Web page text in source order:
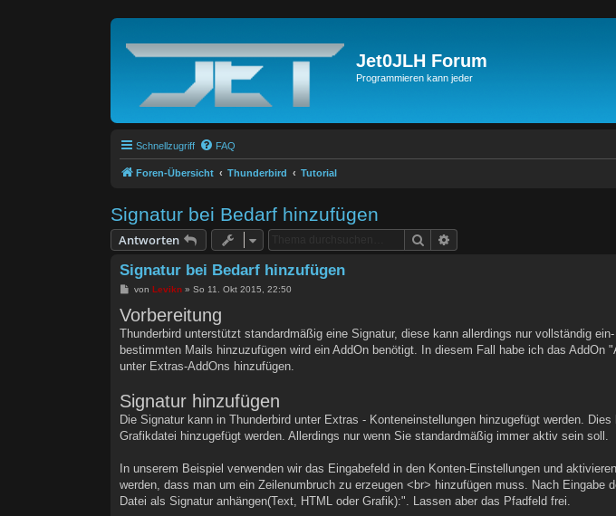
Jet0JLH Forum
Programmieren kann jeder
Schnellzugriff FAQ
Foren-Übersicht Thunderbird Tutorial
Signatur bei Bedarf hinzufügen
Antworten Suche
Signatur bei Bedarf hinzufügen
B
i
t
r
g
von Levikn» So 11. Okt 2015, 22:50
Vorbereitung
Thunderbird unterstützt standardmäßig eine Signatur, diese kann allerdings nur vollständig
bestimmten Mails hinzuzufügen wird ein AddOn benötigt. In diesem Fall habe ich das AddOn
unter Extras-AddOns hinzufügen.
Signatur hinzufügen
Die Signatur kann in Thunderbird unter Extras - Konteneinstellungen hinzugefügt werden.
Grafikdatei hinzugefügt werden. Allerdings nur wenn Sie standardmäßig immer aktiv sein soll.
In unserem Beispiel verwenden wir das Eingabefeld in den Konten-Einstellungen und
werden, dass man um ein Zeilenumbruch zu erzeugen <br> hinzufügen muss. Nach Eingabe
Datei als Signatur anhängen(Text, HTML oder Grafik):". Lassen aber das Pfadfeld frei.